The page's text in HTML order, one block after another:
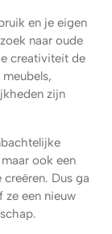
en je eigen
naar oude
creativiteit de
zijn
ook een
Dus ga
ze een nieuw